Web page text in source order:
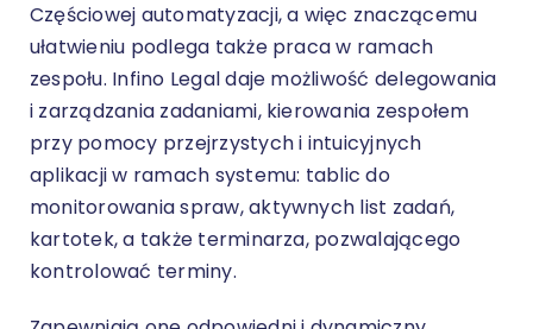
Częściowej automatyzacji, a więc znaczącemu
ułatwieniu podlega także praca w ramach
zespołu. Infino Legal daje możliwość delegowania
i zarządzania zadaniami, kierowania zespołem
przy pomocy przejrzystych i intuicyjnych
aplikacji w ramach systemu: tablic do
monitorowania spraw, aktywnych list zadań,
kartotek, a także terminarza, pozwalającego
kontrolować terminy.